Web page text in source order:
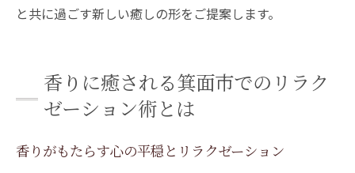
と共に過ごす新しい癒しの形をご提案します。
香りに癒される箕面市でのリラク
ゼーション術とは
香りがもたらす心の平穏とリラクゼーション